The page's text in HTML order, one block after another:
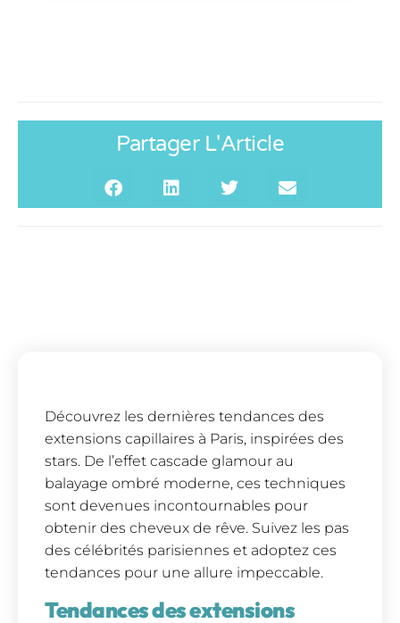
Partager L'Article
Découvrez les dernières tendances des
extensions capillaires à Paris, inspirées des
stars. De l’effet cascade glamour au
balayage ombré moderne, ces techniques
sont devenues incontournables pour
obtenir des cheveux de rêve. Suivez les pas
des célébrités parisiennes et adoptez ces
tendances pour une allure impeccable.
Tendances des extensions